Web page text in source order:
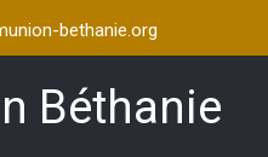
bethanie.org
Béthanie